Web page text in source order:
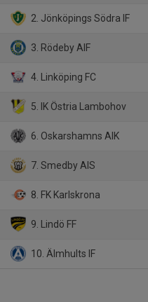
2. Jönköpings Södra IF
3. Rödeby AIF
4. Linköping FC
5. IK Östria Lambohov
6. Oskarshamns AIK
7. Smedby AIS
8. FK Karlskrona
9. Lindö FF
10. Älmhults IF